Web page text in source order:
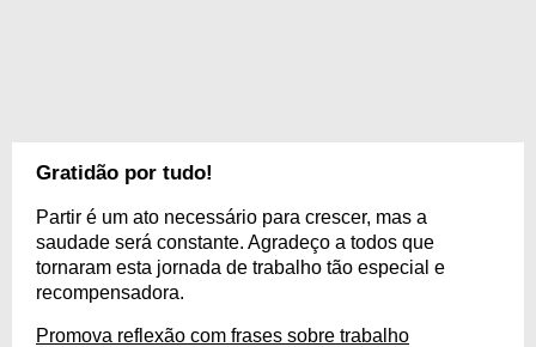
Gratidão por tudo!
Partir é um ato necessário para crescer, mas a
saudade será constante. Agradeço a todos que
tornaram esta jornada de trabalho tão especial e
recompensadora.
Promova reflexão com frases sobre trabalho